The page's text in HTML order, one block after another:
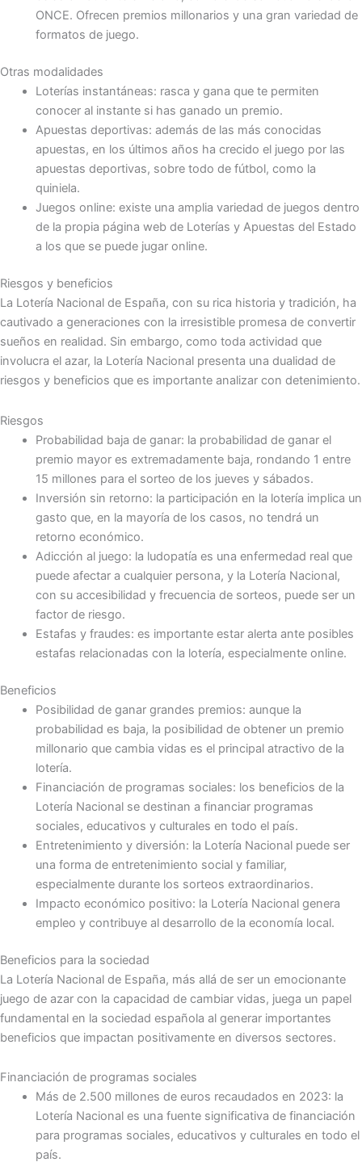
ONCE. Ofrecen premios millonarios y una gran variedad de
formatos de juego.
Otras modalidades
Loterías instantáneas: rasca y gana que te permiten
conocer al instante si has ganado un premio.
Apuestas deportivas: además de las más conocidas
apuestas, en los últimos años ha crecido el juego por las
apuestas deportivas, sobre todo de fútbol, como la
quiniela.
Juegos online: existe una amplia variedad de juegos dentro
de la propia página web de Loterías y Apuestas del Estado
a los que se puede jugar online.
Riesgos y beneficios
La Lotería Nacional de España, con su rica historia y tradición, ha
cautivado a generaciones con la irresistible promesa de convertir
sueños en realidad. Sin embargo, como toda actividad que
involucra el azar, la Lotería Nacional presenta una dualidad de
riesgos y beneficios que es importante analizar con detenimiento.
Riesgos
Probabilidad baja de ganar: la probabilidad de ganar el
premio mayor es extremadamente baja, rondando 1 entre
15 millones para el sorteo de los jueves y sábados.
Inversión sin retorno: la participación en la lotería implica un
gasto que, en la mayoría de los casos, no tendrá un
retorno económico.
Adicción al juego: la ludopatía es una enfermedad real que
puede afectar a cualquier persona, y la Lotería Nacional,
con su accesibilidad y frecuencia de sorteos, puede ser un
factor de riesgo.
Estafas y fraudes: es importante estar alerta ante posibles
estafas relacionadas con la lotería, especialmente online.
Beneficios
Posibilidad de ganar grandes premios: aunque la
probabilidad es baja, la posibilidad de obtener un premio
millonario que cambia vidas es el principal atractivo de la
lotería.
Financiación de programas sociales: los beneficios de la
Lotería Nacional se destinan a financiar programas
sociales, educativos y culturales en todo el país.
Entretenimiento y diversión: la Lotería Nacional puede ser
una forma de entretenimiento social y familiar,
especialmente durante los sorteos extraordinarios.
Impacto económico positivo: la Lotería Nacional genera
empleo y contribuye al desarrollo de la economía local.
Beneficios para la sociedad
La Lotería Nacional de España, más allá de ser un emocionante
juego de azar con la capacidad de cambiar vidas, juega un papel
fundamental en la sociedad española al generar importantes
beneficios que impactan positivamente en diversos sectores.
Financiación de programas sociales
Más de 2.500 millones de euros recaudados en 2023: la
Lotería Nacional es una fuente significativa de financiación
para programas sociales, educativos y culturales en todo el
país.